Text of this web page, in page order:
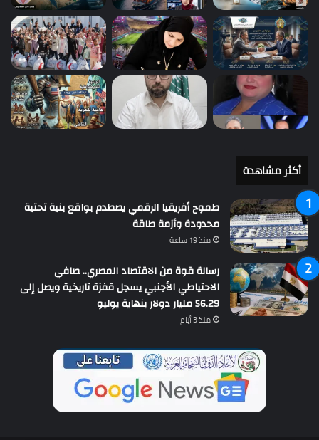
أكثر مشاهدة
طموح أفريقيا الرقمي يصطدم بواقع بنية تحتية
محدودة وأزمة طاقة
منذ 19 ساعة
رسالة قوة من الاقتصاد المصري.. صافي
الاحتياطي الأجنبي يسجل قفزة تاريخية ويصل إلى
56.29 مليار دولار بنهاية يوليو
منذ 3 أيام